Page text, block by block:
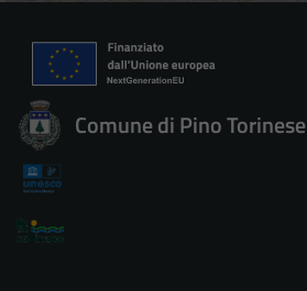
Comune di Pino Torinese